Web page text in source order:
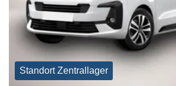
Standort Zentrallager